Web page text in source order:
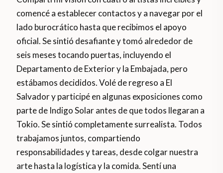
comencé a establecer contactos y a navegar por el
lado burocrático hasta que recibimos el apoyo
oficial. Se sintió desafiante y tomó alrededor de
seis meses tocando puertas, incluyendo el
Departamento de Exterior y la Embajada, pero
estábamos decididos. Volé de regreso a El
Salvador y participé en algunas exposiciones como
parte de Indigo Solar antes de que todos llegaran a
Tokio. Se sintió completamente surrealista. Todos
trabajamos juntos, compartiendo
responsabilidades y tareas, desde colgar nuestra
arte hasta la logística y la comida. Sentí una